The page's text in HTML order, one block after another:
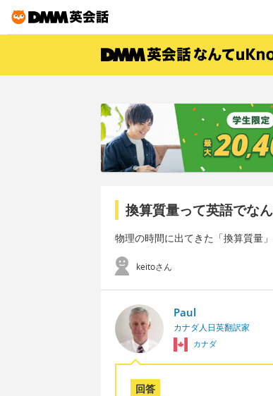
換算質量って英語でな
物理の時間に出てきた「換算質量
keitoさん
Paul
カナダ人日英翻訳家
カナダ
回答